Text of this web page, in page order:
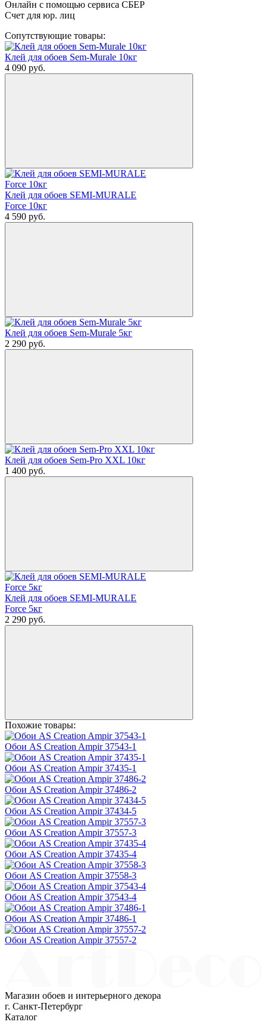
Онлайн с помощью сервиса СБЕР
Счет для юр. лиц
Сопутствующие товары:
Клей для обоев Sem-Murale 10кг
4 090 руб.
Клей для обоев SEMI-MURALE
Force 10кг
4 590 руб.
Клей для обоев Sem-Murale 5кг
2 290 руб.
Клей для обоев Sem-Pro XXL 10кг
1 400 руб.
Клей для обоев SEMI-MURALE
Force 5кг
2 290 руб.
Похожие товары:
Обои AS Creation Ampir 37543-1
Обои AS Creation Ampir 37435-1
Обои AS Creation Ampir 37486-2
Обои AS Creation Ampir 37434-5
Обои AS Creation Ampir 37557-3
Обои AS Creation Ampir 37435-4
Обои AS Creation Ampir 37558-3
Обои AS Creation Ampir 37543-4
Обои AS Creation Ampir 37486-1
Обои AS Creation Ampir 37557-2
Магазин обоев и интерьерного декора
г. Санкт-Петербург
Каталог